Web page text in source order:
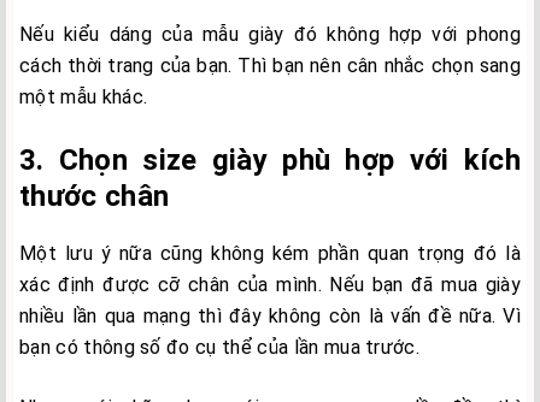
Nếu kiểu dáng của mẫu giày đó không hợp với phong
cách thời trang của bạn. Thì bạn nên cân nhắc chọn sang
một mẫu khác.
3. Chọn size giày phù hợp với kích
thước chân
Một lưu ý nữa cũng không kém phần quan trọng đó là
xác định được cỡ chân của mình. Nếu bạn đã mua giày
nhiều lần qua mạng thì đây không còn là vấn đề nữa. Vì
bạn có thông số đo cụ thể của lần mua trước.